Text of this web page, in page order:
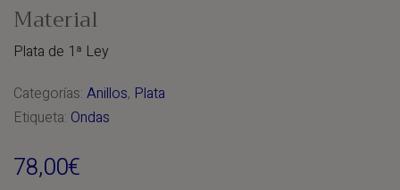
Material
Plata de 1ª Ley
Categorías: Anillos, Plata
Etiqueta: Ondas
78,00€